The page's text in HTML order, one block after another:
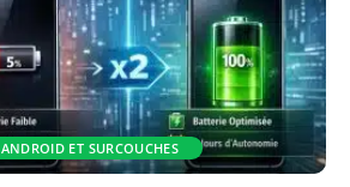
ANDROID ET SURCOUCHES